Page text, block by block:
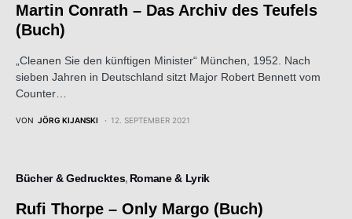
Martin Conrath – Das Archiv des Teufels
(Buch)
„Cleanen Sie den künftigen Minister“ München, 1952. Nach
sieben Jahren in Deutschland sitzt Major Robert Bennett vom
Counter…
VON JÖRG KIJANSKI 12. SEPTEMBER 2021
Bücher & Gedrucktes Romane & Lyrik
Rufi Thorpe – Only Margo (Buch)